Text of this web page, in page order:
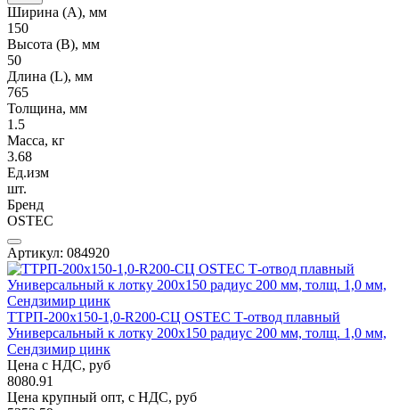
Ширина (А), мм
150
Высота (В), мм
50
Длина (L), мм
765
Толщина, мм
1.5
Масса, кг
3.68
Ед.изм
шт.
Бренд
OSTEC
Артикул: 084920
ТТРП-200х150-1,0-R200-СЦ OSTEC Т-отвод плавный
Универсальный к лотку 200х150 радиус 200 мм, толщ. 1,0 мм,
Сендзимир цинк
Цена с НДС, руб
8080.91
Цена крупный опт, с НДС, руб